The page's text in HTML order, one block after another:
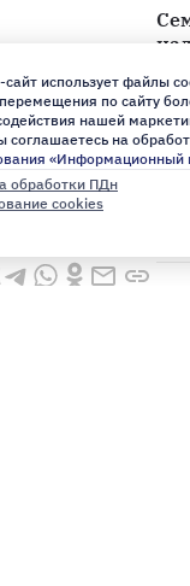
использует файлы
по сайту
нашей
соглашаетесь на
обработки ПДн
cookies